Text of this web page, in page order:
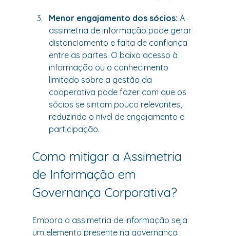
Menor engajamento dos sócios: A
assimetria de informação pode gerar
distanciamento e falta de confiança
entre as partes. O baixo acesso à
informação ou o conhecimento
limitado sobre a gestão da
cooperativa pode fazer com que os
sócios se sintam pouco relevantes,
reduzindo o nível de engajamento e
participação.
Como mitigar a Assimetria
de Informação em
Governança Corporativa?
Embora a assimetria de informação seja
um elemento presente na governança